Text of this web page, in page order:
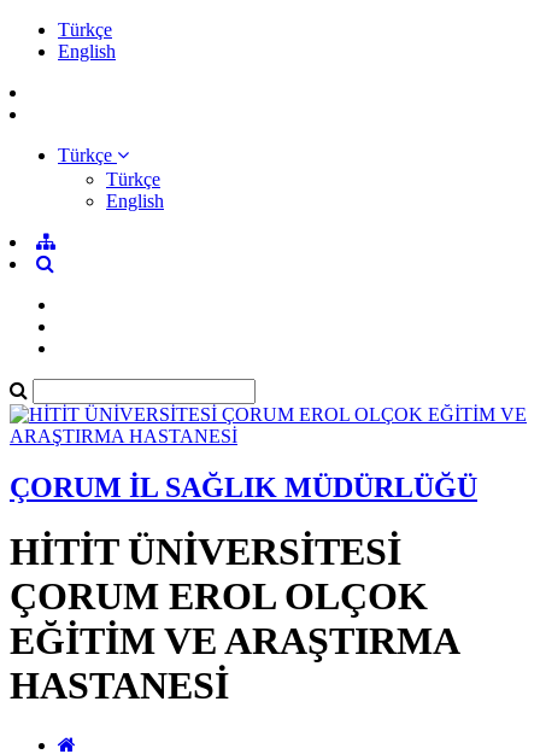
Türkçe
English
Türkçe
Türkçe
English
ÇORUM İL SAĞLIK MÜDÜRLÜĞÜ
HİTİT ÜNİVERSİTESİ
ÇORUM EROL OLÇOK
EĞİTİM VE ARAŞTIRMA
HASTANESİ